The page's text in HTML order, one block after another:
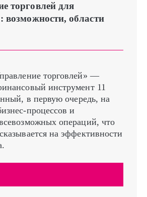
торговлей для
возможности, области
торговлей» —
инструмент 11
в первую очередь, на
процессов и
операций, что
на эффективности